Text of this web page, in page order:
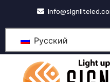
内
Русский